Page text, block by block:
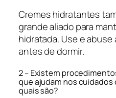
Cremes hidratantes
grande aliado para
hidratada. Use e abuse
antes de dormir.
2 – Existem
que ajudam nos cuidados
quais são?